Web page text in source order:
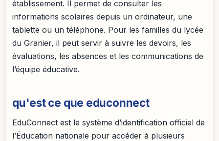
établissement. Il permet de consulter les
informations scolaires depuis un ordinateur, une
tablette ou un téléphone. Pour les familles du lycée
du Granier, il peut servir à suivre les devoirs, les
évaluations, les absences et les communications de
l’équipe éducative.
qu'est ce que educonnect
EduConnect est le système d’identification officiel de
l’Éducation nationale pour accéder à plusieurs